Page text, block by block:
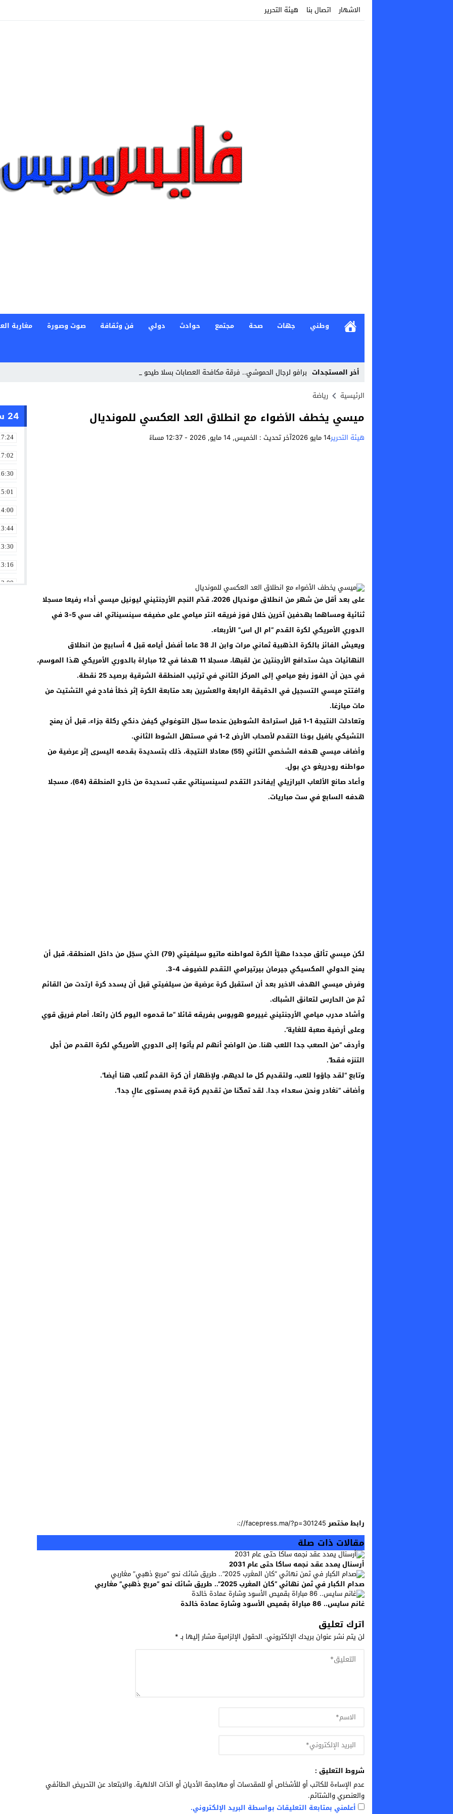
الاشهار اتصال بنا هيئة التحرير
وطني جهات صحة مجتمع حوادث دولي فن وثقافة صوت وصورة مغاربة
أخر المستجدات برافو لرجال الحموشي.. فرقة مكافحة العصابات بسلا طيحو بزناس خطير _
Previous
Next
الرئيسية رياضة
ميسي يخطف الأضواء مع انطلاق العد العكسي للمونديال
هيئة التحرير14 مايو 2026 آخر تحديث : الخميس, 14 مايو, 2026 - 12:37 مساءً
على بعد أقل من شهر من انطلاق مونديال 2026، قدّم النجم الأرجنتيني ليونيل ميسي أداء رفيعا مسجلا
ثنائية ومساهما بهدفين آخرين خلال فوز فريقه انتر ميامي على مضيفه سينسيناتي اف سي 5-3 في
الدوري الأمريكي لكرة القدم “ام ال اس” الأربعاء.
ويعيش الفائز بالكرة الذهبية ثماني مرات وابن الـ 38 عاما أفضل أيامه قبل 4 أسابيع من انطلاق
النهائيات حيث ستدافع الأرجنتين عن لقبها، مسجلا 11 هدفا في 12 مباراة بالدوري الأمريكي هذا الموسم،
في حين أن الفوز رفع ميامي إلى المركز الثاني في ترتيب المنطقة الشرقية برصيد 25 نقطة.
وافتتح ميسي التسجيل في الدقيقة الرابعة والعشرين بعد متابعة الكرة إثر خطأ فادح في التشتيت من
مات ميازغا.
وتعادلت النتيجة 1-1 قبل استراحة الشوطين عندما سجّل التوغولي كيفن دنكي ركلة جزاء، قبل أن يمنح
التشيكي بافيل بوخا التقدم لأصحاب الأرض 2-1 في مستهل الشوط الثاني.
وأضاف ميسي هدفه الشخصي الثاني (55) معادلا النتيجة، ذلك بتسديدة بقدمه اليسرى إثر عرضية من
مواطنه رودريغو دي بول.
وأعاد صانع الألعاب البرازيلي إيفاندر التقدم لسينسيناتي عقب تسديدة من خارج المنطقة (64)، مسجلا
هدفه السابع في ست مباريات.
لكن ميسي تألق مجددا مهيّأ الكرة لمواطنه ماتيو سيلفيتي (79) الذي سجّل من داخل المنطقة، قبل أن
يمنح الدولي المكسيكي جيرمان بيرتيرامي التقدم للضيوف 4-3.
وفرض ميسي الهدف الاخير بعد أن استقبل كرة عرضية من سيلفيتي قبل أن يسدد كرة ارتدت من القائم
ثمّ من الحارس لتعانق الشباك.
وأشاد مدرب ميامي الأرجنتيني غييرمو هويوس بفريقه قائلا “ما قدموه اليوم كان رائعا، أمام فريق قوي
وعلى أرضية صعبة للغاية”.
وأردف “من الصعب جدا اللعب هنا. من الواضح أنهم لم يأتوا إلى الدوري الأمريكي لكرة القدم من أجل
التنزه فقط”.
وتابع “لقد جاؤوا للعب، ولتقديم كل ما لديهم، ولإظهار أن كرة القدم تُلعب هنا أيضا”.
وأضاف “نغادر ونحن سعداء جدا. لقد تمكّنا من تقديم كرة قدم بمستوى عالٍ جدا”.
رابط مختصر
مقالات ذات صلة
أرسنال يمدد عقد نجمه ساكا حتى عام 2031
صدام الكبار في ثمن نهائي “كان المغرب 2025”.. طريق شائك نحو “مربع ذهبي” مغاربي
غانم سايس.. 86 مباراة بقميص الأسود وشارة عمادة خالدة
اترك تعليق
لن يتم نشر عنوان بريدك الإلكتروني. الحقول الإلزامية مشار إليها بـ*
شروط التعليق :
عدم الإساءة للكاتب أو للأشخاص أو للمقدسات أو مهاجمة الأديان أو الذات الالهية. والابتعاد عن التحريض الطائفي
والعنصري والشتائم.
أعلمني بمتابعة التعليقات بواسطة البريد الإلكتروني.
24 ساعة